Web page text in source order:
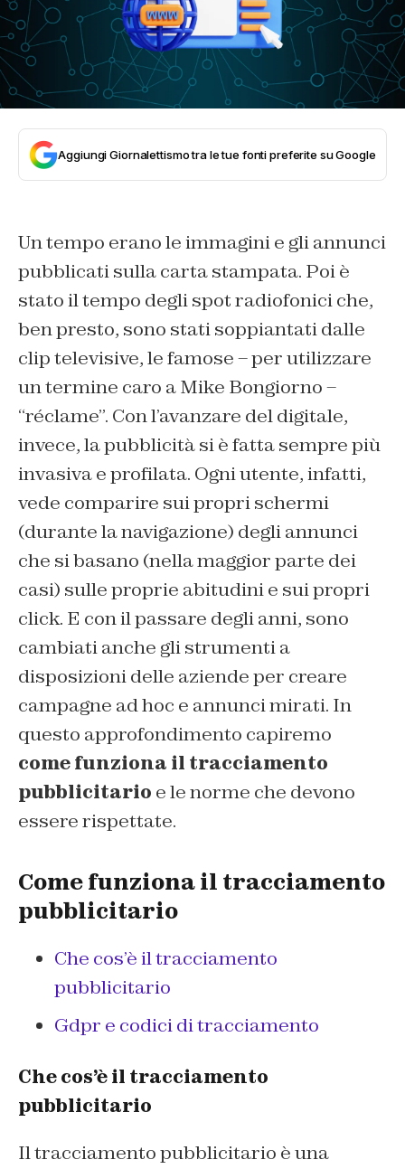
Aggiungi Giornalettismo tra le tue fonti preferite su Google
Un tempo erano le immagini e gli annunci
pubblicati sulla carta stampata. Poi è
stato il tempo degli spot radiofonici che,
ben presto, sono stati soppiantati dalle
clip televisive, le famose – per utilizzare
un termine caro a Mike Bongiorno –
“réclame”. Con l’avanzare del digitale,
invece, la pubblicità si è fatta sempre più
invasiva e profilata. Ogni utente, infatti,
vede comparire sui propri schermi
(durante la navigazione) degli annunci
che si basano (nella maggior parte dei
casi) sulle proprie abitudini e sui propri
click. E con il passare degli anni, sono
cambiati anche gli strumenti a
disposizioni delle aziende per creare
campagne ad hoc e annunci mirati. In
questo approfondimento capiremo
come funziona il tracciamento
pubblicitario e le norme che devono
essere rispettate.
Come funziona il tracciamento
pubblicitario
Che cos’è il tracciamento
pubblicitario
Gdpr e codici di tracciamento
Che cos’è il tracciamento
pubblicitario
Il tracciamento pubblicitario è una